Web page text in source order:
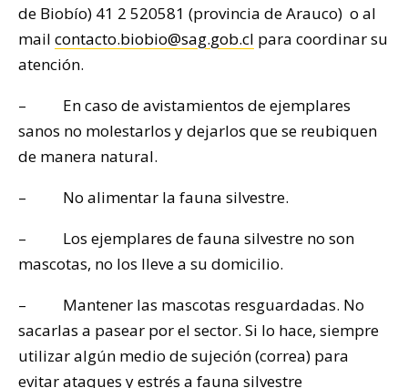
de Biobío) 41 2 520581 (provincia de Arauco) o al
mail contacto.biobio@sag.gob.cl para coordinar su
atención.
– En caso de avistamientos de ejemplares
sanos no molestarlos y dejarlos que se reubiquen
de manera natural.
– No alimentar la fauna silvestre.
– Los ejemplares de fauna silvestre no son
mascotas, no los lleve a su domicilio.
– Mantener las mascotas resguardadas. No
sacarlas a pasear por el sector. Si lo hace, siempre
utilizar algún medio de sujeción (correa) para
evitar ataques y estrés a fauna silvestre